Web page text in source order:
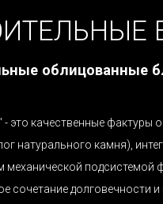
облицованные
- это качественные фактуры
натурального камня),
механической подсистемой
сочетание долговечности и